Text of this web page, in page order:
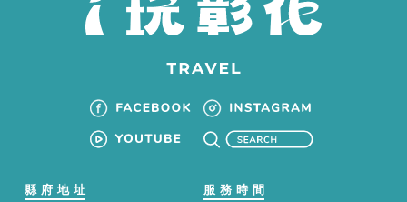
縣府地址 服務時間